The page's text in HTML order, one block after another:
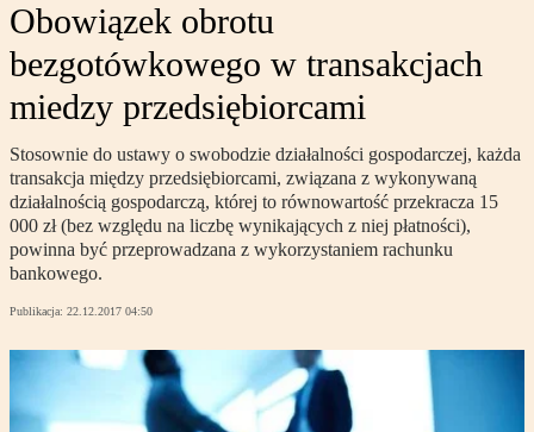
Obowiązek obrotu
bezgotówkowego w transakcjach
miedzy przedsiębiorcami
Stosownie do ustawy o swobodzie działalności gospodarczej, każda
transakcja między przedsiębiorcami, związana z wykonywaną
działalnością gospodarczą, której to równowartość przekracza 15
000 zł (bez względu na liczbę wynikających z niej płatności),
powinna być przeprowadzana z wykorzystaniem rachunku
bankowego.
Publikacja: 22.12.2017 04:50